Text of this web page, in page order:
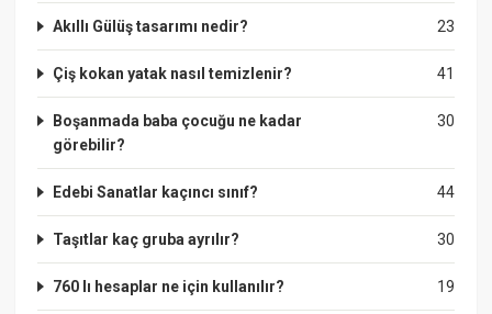
23
Akıllı Gülüş tasarımı nedir?
41
Çiş kokan yatak nasıl temizlenir?
30
Boşanmada baba çocuğu ne kadar
görebilir?
44
Edebi Sanatlar kaçıncı sınıf?
30
Taşıtlar kaç gruba ayrılır?
19
760 lı hesaplar ne için kullanılır?